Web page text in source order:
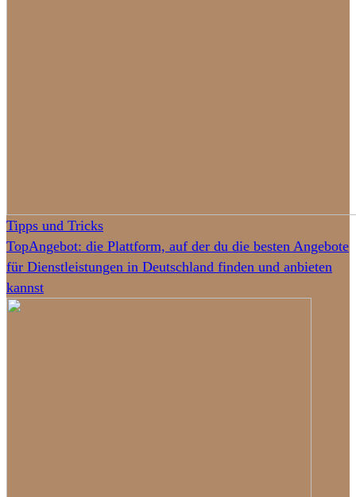
Tipps und Tricks
TopAngebot: die Plattform, auf der du die besten Angebote
für Dienstleistungen in Deutschland finden und anbieten
kannst